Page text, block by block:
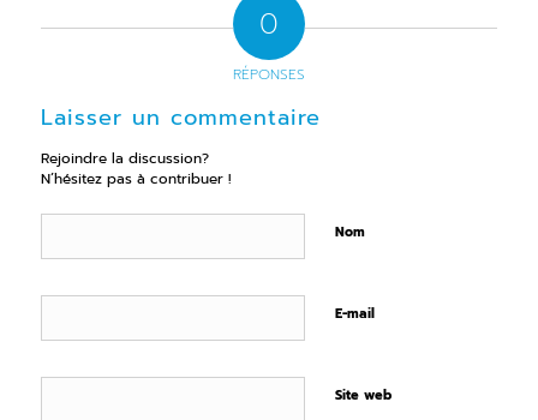
0
RÉPONSES
Laisser un commentaire
Rejoindre la discussion?
N’hésitez pas à contribuer !
Nom
E-mail
Site web